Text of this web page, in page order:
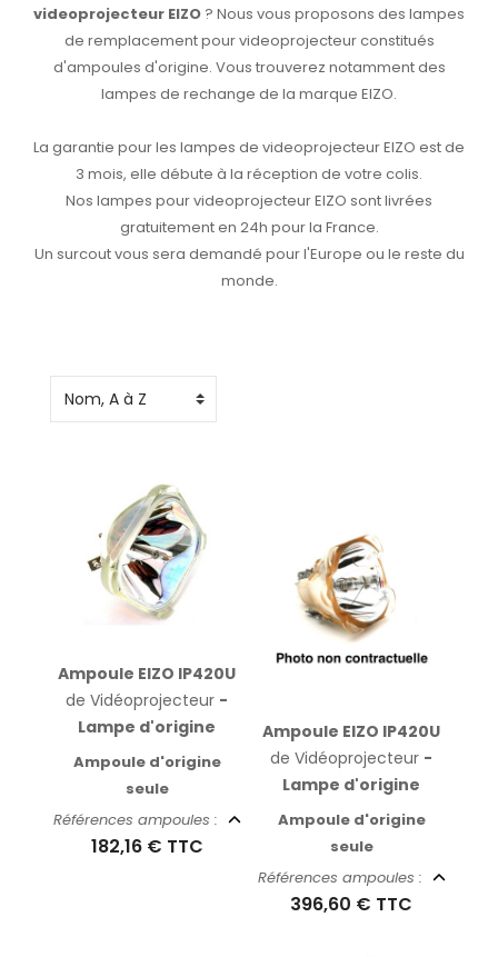
videoprojecteur EIZO ? Nous vous proposons des lampes
de remplacement pour videoprojecteur constitués
d'ampoules d'origine. Vous trouverez notamment des
lampes de rechange de la marque EIZO.
La garantie pour les lampes de videoprojecteur EIZO est de
3 mois, elle débute à la réception de votre colis.
Nos lampes pour videoprojecteur EIZO sont livrées
gratuitement en 24h pour la France.
Un surcout vous sera demandé pour l'Europe ou le reste du
monde.
Ampoule EIZO IP420U
de Vidéoprojecteur -
Lampe d'origine
Ampoule d'origine
seule
Références ampoules :
182,16 € TTC
Ampoule EIZO IP420U
de Vidéoprojecteur -
Lampe d'origine
Ampoule d'origine
seule
Références ampoules :
396,60 € TTC